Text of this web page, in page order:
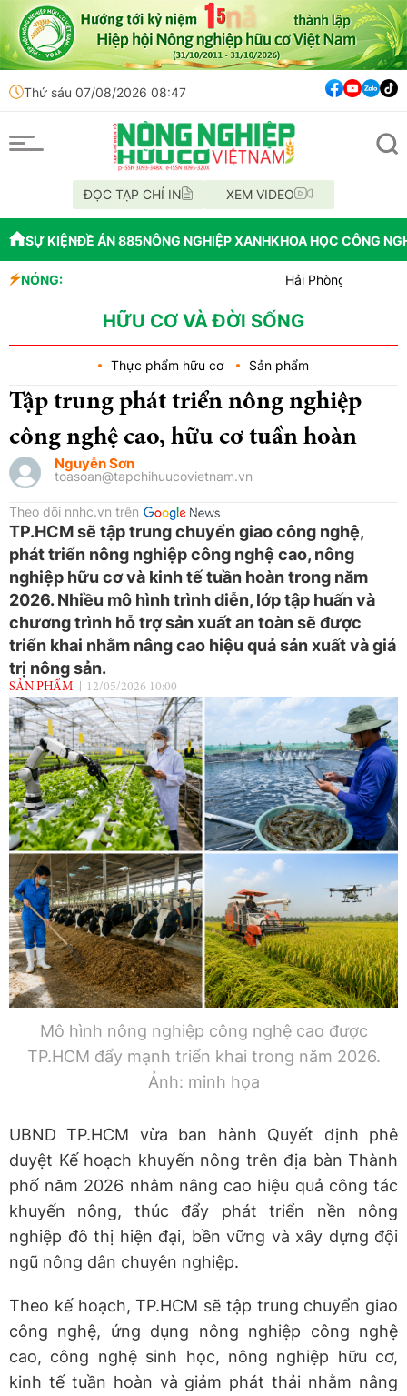
Thứ sáu 07/08/2026 08:47
ĐỌC TẠP CHÍ IN XEM VIDEO
SỰ KIỆNĐỀ ÁN 885NÔNG NGHIỆP XANHKHOA HỌC CÔNG
NÓNG:
Hải Phòng giao nhiệm vụ
Cảnh báo canh tác cần sa
HỮU CƠ VÀ ĐỜI SỐNG
Thực phẩm hữu cơ Sản phẩm
Tập trung phát triển nông nghiệp
công nghệ cao, hữu cơ tuần hoàn
Nguyễn Sơn
toasoan@tapchihuucovietnam.vn
Theo dõi nnhc.vn trên
TP.HCM sẽ tập trung chuyển giao công nghệ,
phát triển nông nghiệp công nghệ cao, nông
nghiệp hữu cơ và kinh tế tuần hoàn trong năm
2026. Nhiều mô hình trình diễn, lớp tập huấn và
chương trình hỗ trợ sản xuất an toàn sẽ được
triển khai nhằm nâng cao hiệu quả sản xuất và giá
trị nông sản.
SẢN PHẨM 12/05/2026 10:00
Mô hình nông nghiệp công nghệ cao được
TP.HCM đẩy mạnh triển khai trong năm 2026.
Ảnh: minh họa
UBND TP.HCM vừa ban hành Quyết định phê
duyệt Kế hoạch khuyến nông trên địa bàn Thành
phố năm 2026 nhằm nâng cao hiệu quả công tác
khuyến nông, thúc đẩy phát triển nền nông
nghiệp đô thị hiện đại, bền vững và xây dựng đội
ngũ nông dân chuyên nghiệp.
Theo kế hoạch, TP.HCM sẽ tập trung chuyển giao
công nghệ, ứng dụng nông nghiệp công nghệ
cao, công nghệ sinh học, nông nghiệp hữu cơ,
kinh tế tuần hoàn và giảm phát thải nhằm nâng